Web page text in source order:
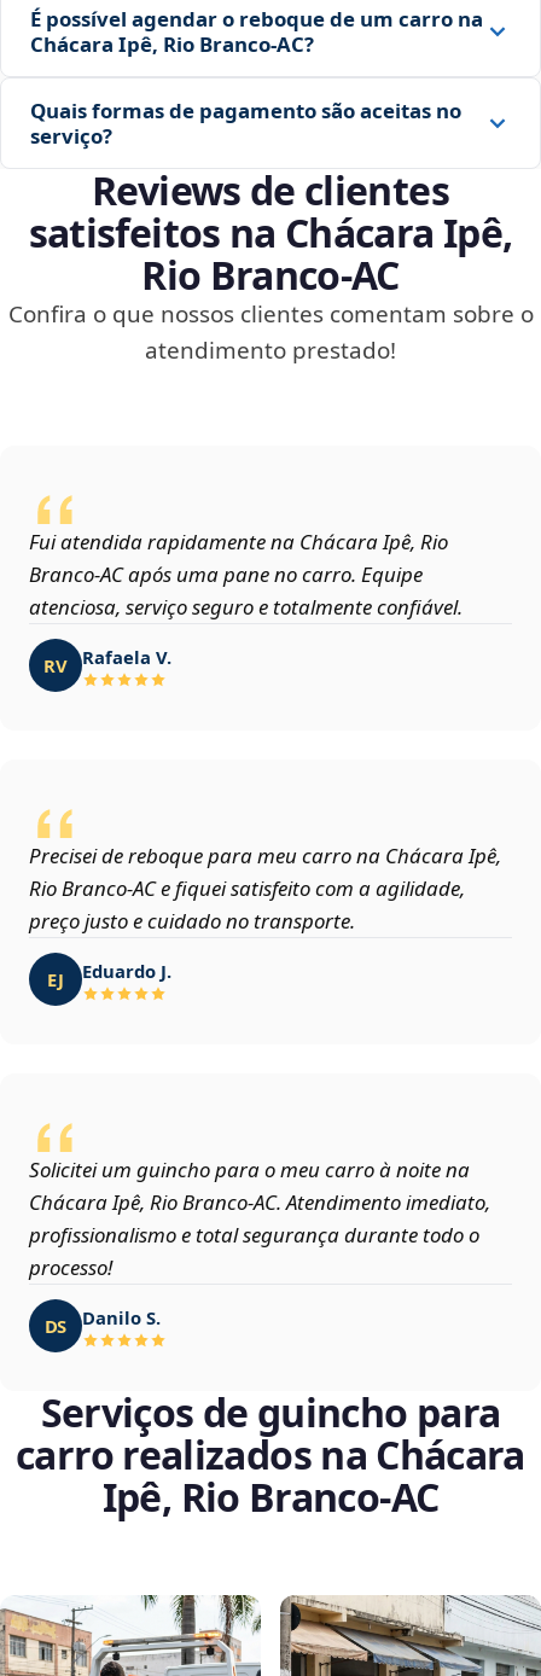
É possível agendar o reboque de um carro na
Chácara Ipê, Rio Branco‑AC?
Quais formas de pagamento são aceitas no
serviço?
Reviews de clientes
satisfeitos na Chácara Ipê,
Rio Branco‑AC
Confira o que nossos clientes comentam sobre o
atendimento prestado!
Fui atendida rapidamente na Chácara Ipê, Rio
Branco‑AC após uma pane no carro. Equipe
atenciosa, serviço seguro e totalmente confiável.
RV Rafaela V.
Precisei de reboque para meu carro na Chácara Ipê,
Rio Branco‑AC e fiquei satisfeito com a agilidade,
preço justo e cuidado no transporte.
EJ Eduardo J.
Solicitei um guincho para o meu carro à noite na
Chácara Ipê, Rio Branco‑AC. Atendimento imediato,
profissionalismo e total segurança durante todo o
processo!
DS Danilo S.
Serviços de guincho para
carro realizados na Chácara
Ipê, Rio Branco‑AC